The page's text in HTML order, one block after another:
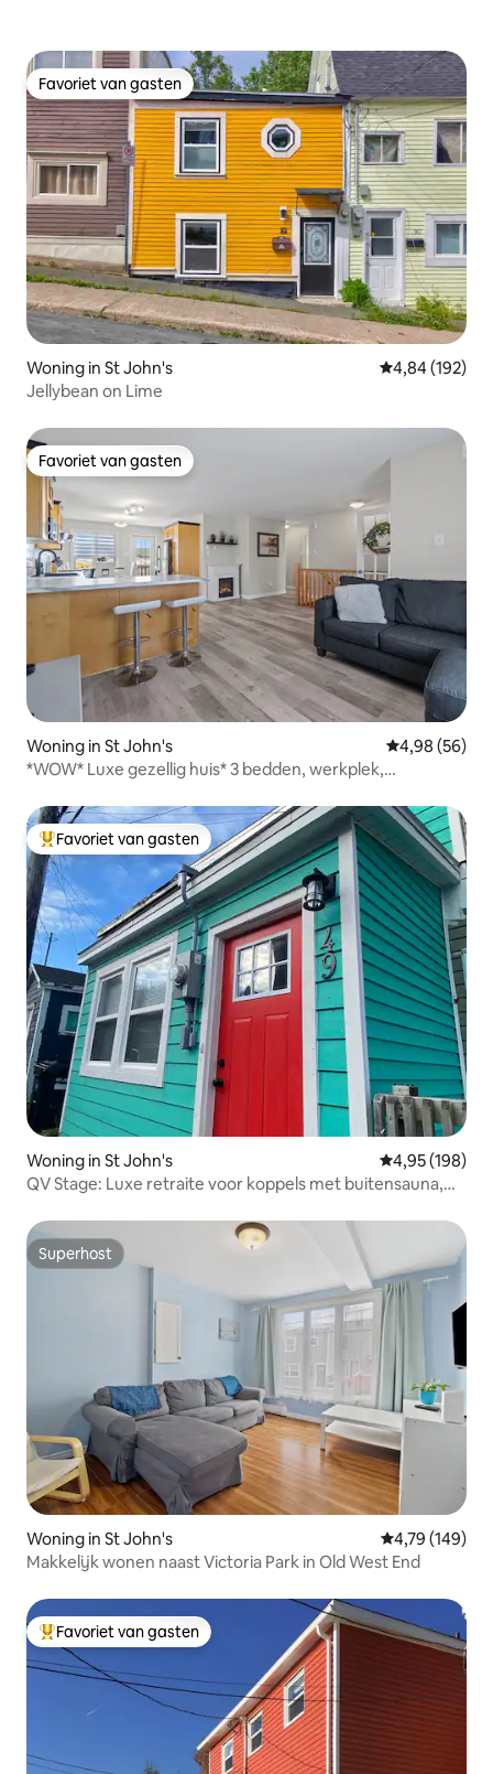
Favoriet van gasten
Favoriet van gasten
Woning in St John's Gemiddelde
4,84 (192)
Jellybean on Lime
Favoriet van gasten
Favoriet van gasten
Woning in St John's Gemiddelde
4,98 (56)
*WOW* Luxe gezellig huis* 3 bedden, werkplek,
Topfavoriet van gasten
Favoriet van gasten
Woning in St John's Gemiddelde
4,95 (198)
QV Stage: Luxe retraite voor koppels met buitensauna,
Superhost
Superhost
Woning in St John's Gemiddelde
4,79 (149)
Makkelijk wonen naast Victoria Park in Old West End
Topfavoriet van gasten
Favoriet van gasten